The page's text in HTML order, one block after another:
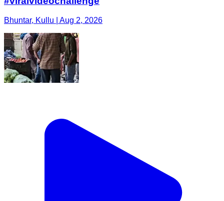
Bhuntar, Kullu | Aug 2, 2026